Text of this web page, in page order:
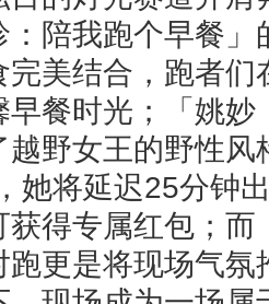
：陪我跑个早餐
完美结合，跑者
餐时光；「姚妙
越野女王的野性
她将延迟25分钟
获得专属红包；
跑更是将现场气